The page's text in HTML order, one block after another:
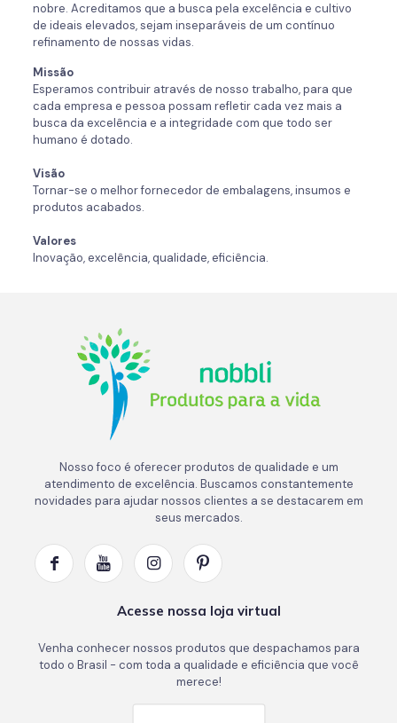
nobre. Acreditamos que a busca pela excelência e cultivo
de ideais elevados, sejam inseparáveis de um contínuo
refinamento de nossas vidas.
Missão
Esperamos contribuir através de nosso trabalho, para que
cada empresa e pessoa possam refletir cada vez mais a
busca da excelência e a integridade com que todo ser
humano é dotado.
Visão
Tornar-se o melhor fornecedor de embalagens, insumos e
produtos acabados.
Valores
Inovação, excelência, qualidade, eficiência.
Nosso foco é oferecer produtos de qualidade e um
atendimento de excelência. Buscamos constantemente
novidades para ajudar nossos clientes a se destacarem em
seus mercados.
Acesse nossa loja virtual
Venha conhecer nossos produtos que despachamos para
todo o Brasil - com toda a qualidade e eficiência que você
merece!